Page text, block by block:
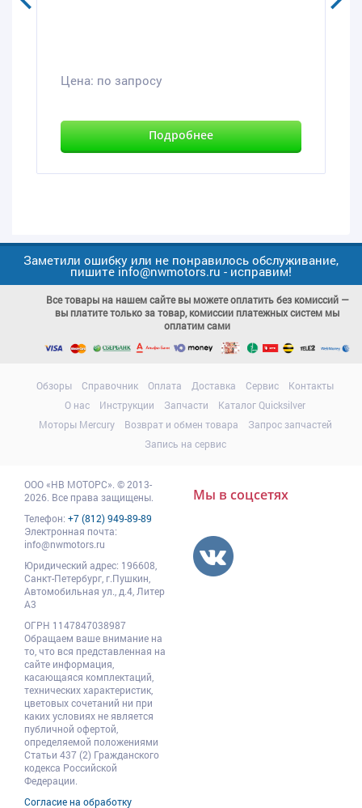
Цена: по запросу
Подробнее
Заметили ошибку или не понравилось обслуживание,
пишите info@nwmotors.ru - исправим!
Все товары на нашем сайте вы можете оплатить без комиссий —
вы платите только за товар, комиссии платежных систем мы
оплатим сами
Обзоры Справочник Оплата Доставка Сервис
Контакты
О нас
Инструкции Запчасти
Каталог Quicksilver
Моторы Mercury
Возврат и обмен товара
Запрос запчастей
Запись на сервис
ООО«НВ МОТОРС» © 2013-
2026. Все права защищены.
Телефон: +7 (812) 949-89-89
Электронная почта:
info@nwmotors.ru
Юридический адрес: 196608
Санкт-Петербург, г.Пушкин
Автомобильная ул., д.4, Литер
А3
ОГРН 1147847038987
Обращаем ваше внимание на
то, что вся представленная на
сайте информация,
касающаяся комплектаций,
технических характеристик,
цветовых сочетаний ни при
каких условиях не является
публичной офертой,
определяемой положениями
Статьи 437 (2) Гражданского
кодекса Российской
Федерации.
Согласие на обработку
Мы в соцсетях